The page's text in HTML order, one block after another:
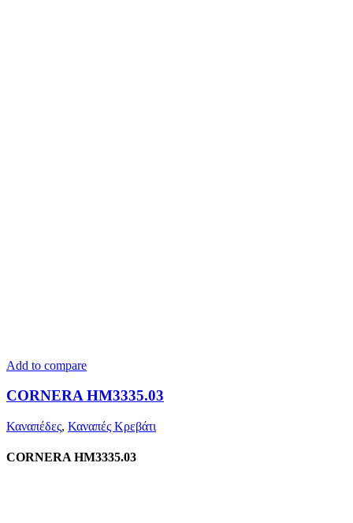
Add to compare
CORNERA HM3335.03
Καναπέδες, Καναπές Κρεβάτι
CORNERA HM3335.03